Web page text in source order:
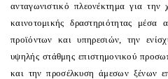
ανταγωνιστικό πλεονέκτημα για
καινοτομικής δραστηριότητας
προϊόντων και υπηρεσιών, την
υψηλής στάθμης επιστημονικού
και την προσέλκυση άμεσων ξένων